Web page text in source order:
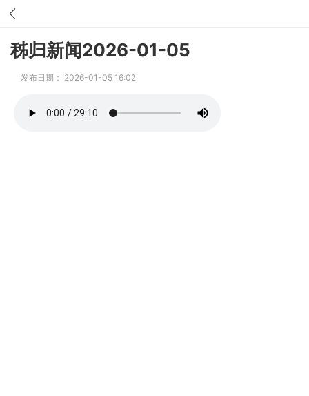
秭归新闻2026-01-05
发布日期： 2026-01-05 16:02